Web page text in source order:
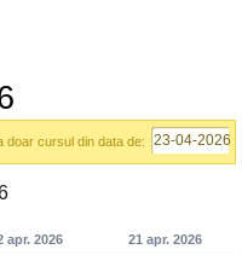
doar cursul din data de:
apr. 2026 21 apr. 2026